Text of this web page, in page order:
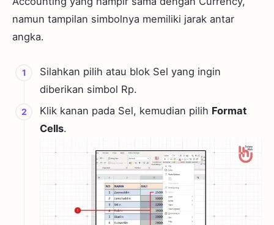
namun tampilan simbolnya memiliki jarak antar
angka.
Silahkan pilih atau blok Sel yang ingin
diberikan simbol Rp.
Klik kanan pada Sel, kemudian pilih Format
Cells.